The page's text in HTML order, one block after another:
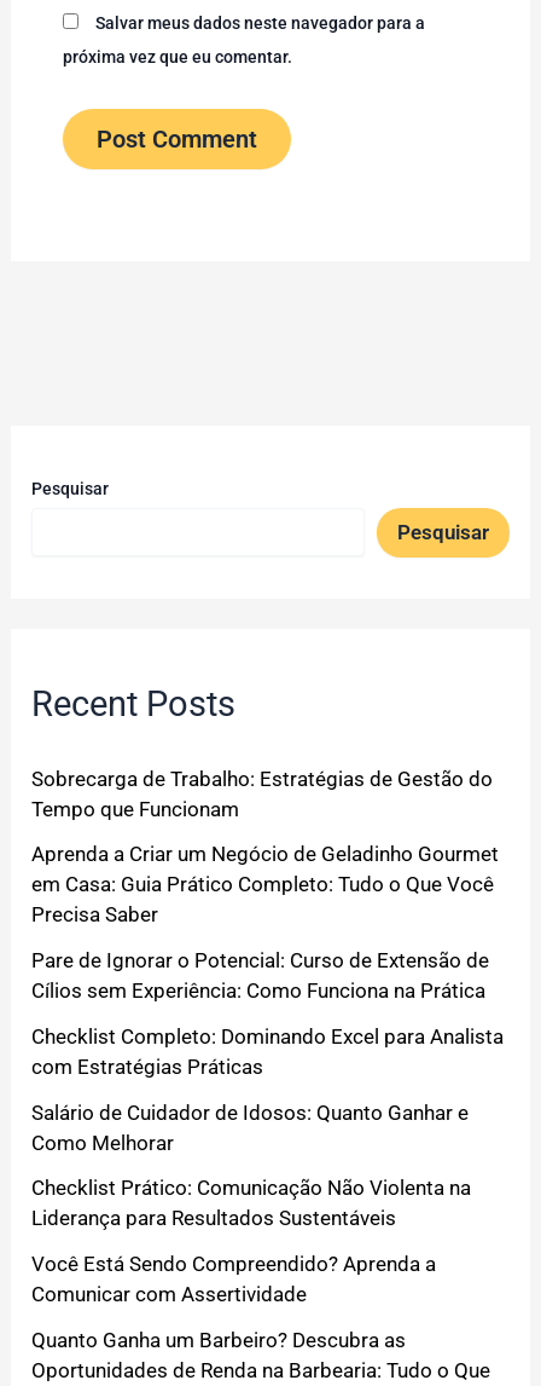
Salvar meus dados neste navegador para a
próxima vez que eu comentar.
Pesquisar
Pesquisar
Recent Posts
Sobrecarga de Trabalho: Estratégias de Gestão do
Tempo que Funcionam
Aprenda a Criar um Negócio de Geladinho Gourmet
em Casa: Guia Prático Completo: Tudo o Que Você
Precisa Saber
Pare de Ignorar o Potencial: Curso de Extensão de
Cílios sem Experiência: Como Funciona na Prática
Checklist Completo: Dominando Excel para Analista
com Estratégias Práticas
Salário de Cuidador de Idosos: Quanto Ganhar e
Como Melhorar
Checklist Prático: Comunicação Não Violenta na
Liderança para Resultados Sustentáveis
Você Está Sendo Compreendido? Aprenda a
Comunicar com Assertividade
Quanto Ganha um Barbeiro? Descubra as
Oportunidades de Renda na Barbearia: Tudo o Que